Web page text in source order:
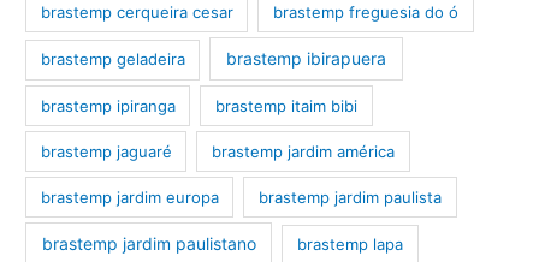
brastemp cerqueira cesar brastemp freguesia do ó
brastemp geladeira brastemp ibirapuera
brastemp ipiranga brastemp itaim bibi
brastemp jaguaré brastemp jardim américa
brastemp jardim europa brastemp jardim paulista
brastemp jardim paulistano brastemp lapa